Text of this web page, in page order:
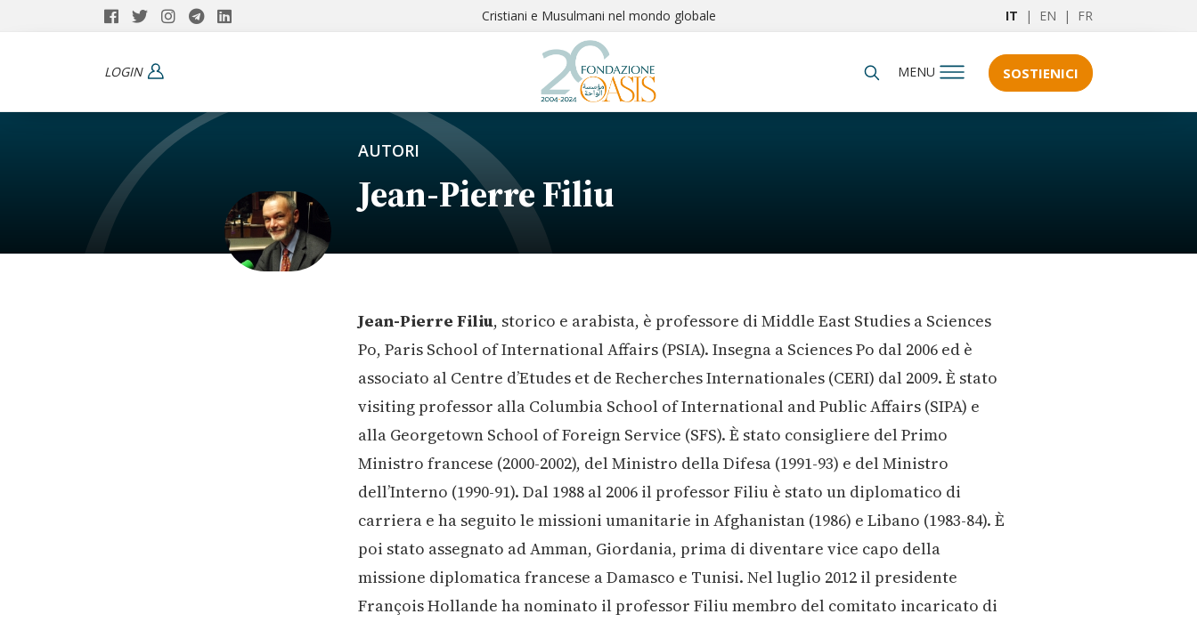
Cristiani e Musulmani nel mondo globale IT | EN | FR
LOGIN MENU SOSTIENICI
AUTORI
Jean-Pierre Filiu
Jean-Pierre Filiu, storico e arabista, è professore di Middle East Studies a Sciences
Po, Paris School of International Affairs (PSIA). Insegna a Sciences Po dal 2006 ed è
associato al Centre d’Etudes et de Recherches Internationales (CERI) dal 2009. È stato
visiting professor alla Columbia School of International and Public Affairs (SIPA) e
alla Georgetown School of Foreign Service (SFS). È stato consigliere del Primo
Ministro francese (2000-2002), del Ministro della Difesa (1991-93) e del Ministro
dell’Interno (1990-91). Dal 1988 al 2006 il professor Filiu è stato un diplomatico di
carriera e ha seguito le missioni umanitarie in Afghanistan (1986) e Libano (1983-84). È
poi stato assegnato ad Amman, Giordania, prima di diventare vice capo della
missione diplomatica francese a Damasco e Tunisi. Nel luglio 2012 il presidente
François Hollande ha nominato il professor Filiu membro del comitato incaricato di